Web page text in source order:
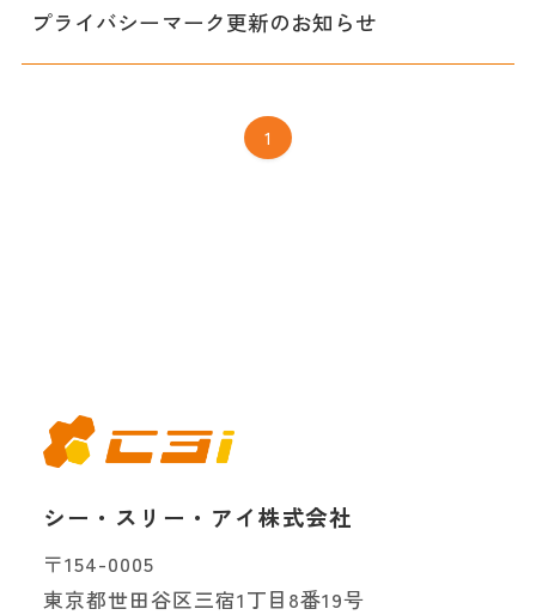
プライバシーマーク更新のお知らせ
1
シー・スリー・アイ株式会社
〒154-0005
東京都世田谷区三宿1丁目8番19号